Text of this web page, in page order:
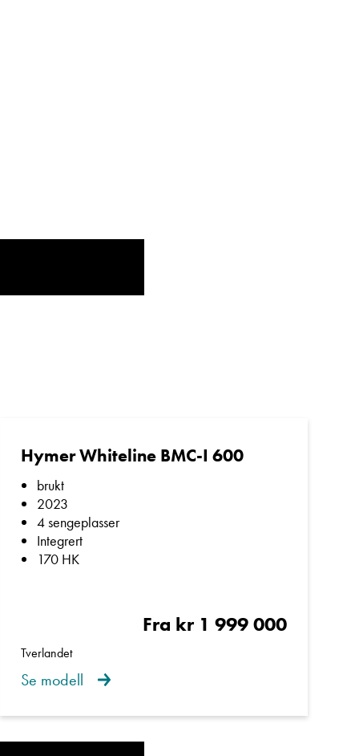
i Åndalsnes,
fra den helt enkle
kommer våre
oppfølging, deler og
Hymer, Bürstner,
hos
Hymer Whiteline BMC-I 600
brukt
2023
4 sengeplasser
Integrert
170 HK
Fra kr 1 999 000
Tverlandet
Se modell